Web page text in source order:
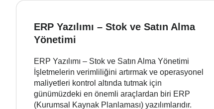
ERP Yazılımı – Stok ve Satın Alma
Yönetimi
ERP Yazılımı – Stok ve Satın Alma Yönetimi
İşletmelerin verimliliğini artırmak ve operasyonel
maliyetleri kontrol altında tutmak için
günümüzdeki en önemli araçlardan biri ERP
(Kurumsal Kaynak Planlaması) yazılımlarıdır.